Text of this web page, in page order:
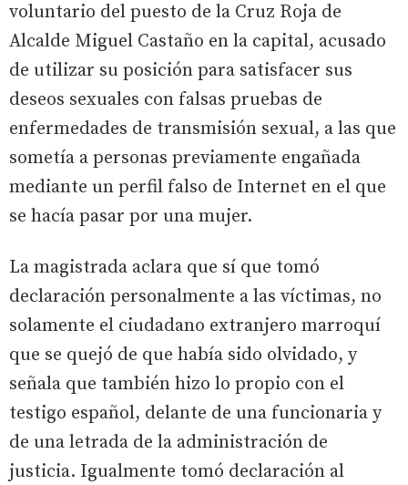
voluntario del puesto de la Cruz Roja de
Alcalde Miguel Castaño en la capital, acusado
de utilizar su posición para satisfacer sus
deseos sexuales con falsas pruebas de
enfermedades de transmisión sexual, a las que
sometía a personas previamente engañada
mediante un perfil falso de Internet en el que
se hacía pasar por una mujer.
La magistrada aclara que sí que tomó
declaración personalmente a las víctimas, no
solamente el ciudadano extranjero marroquí
que se quejó de que había sido olvidado, y
señala que también hizo lo propio con el
testigo español, delante de una funcionaria y
de una letrada de la administración de
justicia. Igualmente tomó declaración al